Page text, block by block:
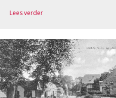
Lees verder